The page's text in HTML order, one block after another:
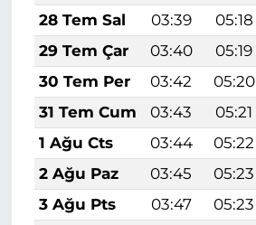
28 Tem Sal
03:39 05:18
29 Tem Çar
03:40 05:19
30 Tem Per
03:42 05:20
31 Tem Cum
03:43 05:21
1 Ağu Cts
03:44 05:22
2 Ağu Paz
03:45 05:23
3 Ağu Pts
03:47 05:23